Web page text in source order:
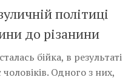
політиці
до різанини
бійка, в результаті
Одного з них,